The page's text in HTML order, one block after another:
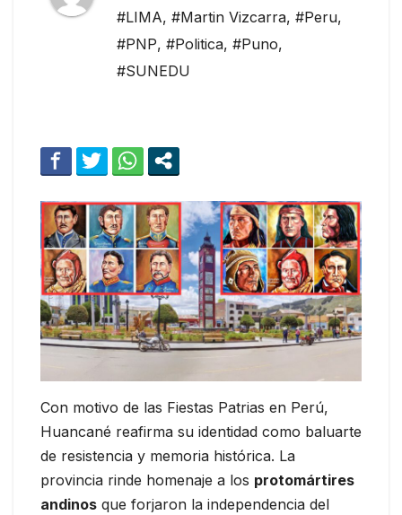
#LIMA, #Martin Vizcarra, #Peru,
#PNP, #Politica, #Puno,
#SUNEDU
Con motivo de las Fiestas Patrias en Perú,
Huancané reafirma su identidad como baluarte
de resistencia y memoria histórica. La
provincia rinde homenaje a los protomártires
andinos que forjaron la independencia del